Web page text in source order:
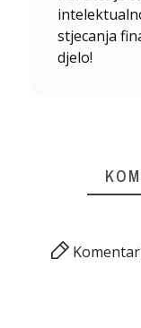
stjecanja
djelo!